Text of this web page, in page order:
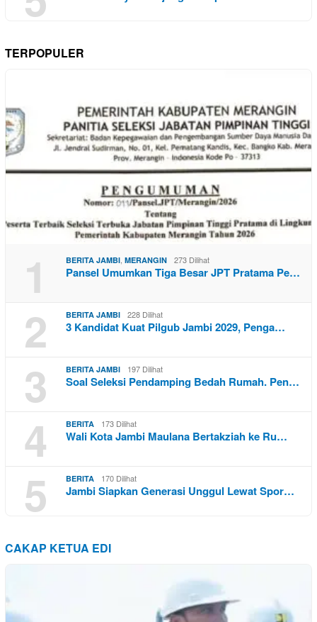
TERPOPULER
1 BERITA JAMBI MERANGIN 273 Dilihat
Pansel Umumkan Tiga Besar JPT Pratama Pe…
2 BERITA JAMBI 228 Dilihat
3 Kandidat Kuat Pilgub Jambi 2029, Penga…
3 BERITA JAMBI 197 Dilihat
Soal Seleksi Pendamping Bedah Rumah. Pen…
4 BERITA 173 Dilihat
Wali Kota Jambi Maulana Bertakziah ke Ru…
5 BERITA 170 Dilihat
Jambi Siapkan Generasi Unggul Lewat Spor…
CAKAP KETUA EDI